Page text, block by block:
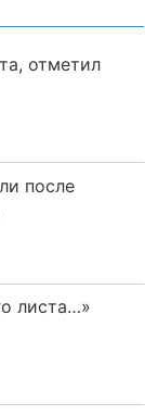
отметил
после
листа…»